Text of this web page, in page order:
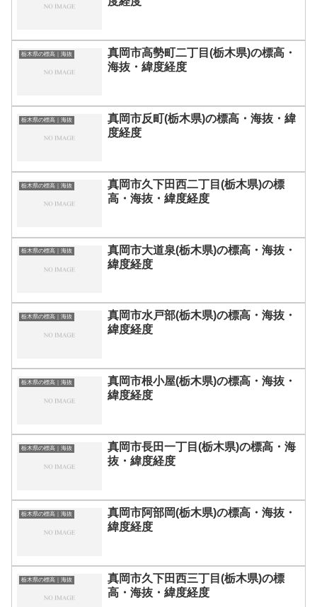
栃木県の標高｜海抜
真岡市高勢町二丁目(栃木県)の標高・
海抜・緯度経度
栃木県の標高｜海抜
真岡市反町(栃木県)の標高・海抜・緯
度経度
栃木県の標高｜海抜
真岡市久下田西二丁目(栃木県)の標
高・海抜・緯度経度
栃木県の標高｜海抜
真岡市大道泉(栃木県)の標高・海抜・
緯度経度
栃木県の標高｜海抜
真岡市水戸部(栃木県)の標高・海抜・
緯度経度
栃木県の標高｜海抜
真岡市根小屋(栃木県)の標高・海抜・
緯度経度
栃木県の標高｜海抜
真岡市長田一丁目(栃木県)の標高・海
抜・緯度経度
栃木県の標高｜海抜
真岡市阿部岡(栃木県)の標高・海抜・
緯度経度
栃木県の標高｜海抜
真岡市久下田西三丁目(栃木県)の標
高・海抜・緯度経度